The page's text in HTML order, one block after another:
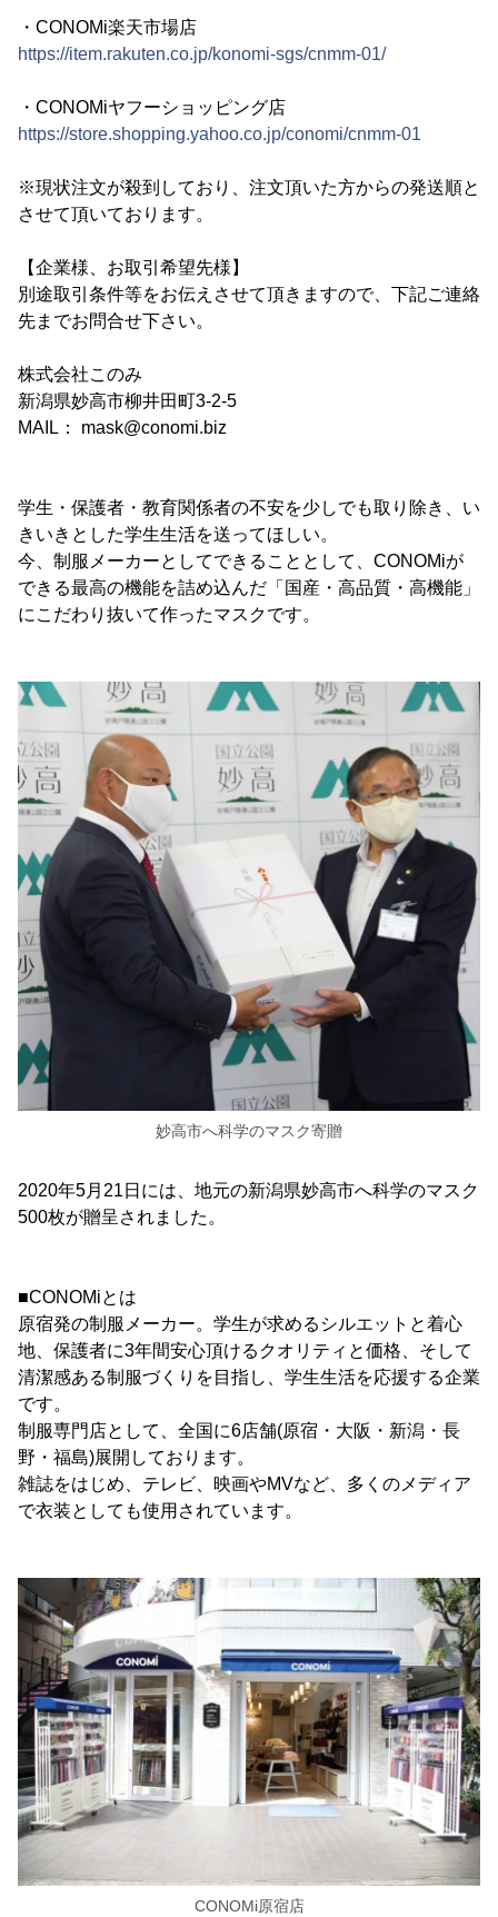
・CONOMi楽天市場店
https://item.rakuten.co.jp/konomi-sgs/cnmm-01/
・CONOMiヤフーショッピング店
https://store.shopping.yahoo.co.jp/conomi/cnmm-01
※現状注文が殺到しており、注文頂いた方からの発送順と
させて頂いております。
【企業様、お取引希望先様】
別途取引条件等をお伝えさせて頂きますので、下記ご連絡
先までお問合せ下さい。
株式会社このみ
新潟県妙高市柳井田町3-2-5
MAIL： mask@conomi.biz
学生・保護者・教育関係者の不安を少しでも取り除き、い
きいきとした学生生活を送ってほしい。
今、制服メーカーとしてできることとして、CONOMiが
できる最高の機能を詰め込んだ「国産・高品質・高機能」
にこだわり抜いて作ったマスクです。
妙高市へ科学のマスク寄贈
2020年5月21日には、地元の新潟県妙高市へ科学のマスク
500枚が贈呈されました。
■CONOMiとは
原宿発の制服メーカー。学生が求めるシルエットと着心
地、保護者に3年間安心頂けるクオリティと価格、そして
清潔感ある制服づくりを目指し、学生生活を応援する企業
です。
制服専門店として、全国に6店舗(原宿・大阪・新潟・長
野・福島)展開しております。
雑誌をはじめ、テレビ、映画やMVなど、多くのメディア
で衣装としても使用されています。
CONOMi原宿店